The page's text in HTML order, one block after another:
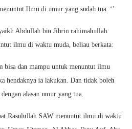
Ilmu di umur yang sudah tua. ‘’
Abdullah bin Jibrin rahimahullah
ilmu di waktu muda, beliau berkata:
bisa dan mampu untuk menuntut ilmu
hendaknya ia lakukan. Dan tidak boleh
alasan umur yang tua.
Rasulullah SAW menuntut ilmu di waktu